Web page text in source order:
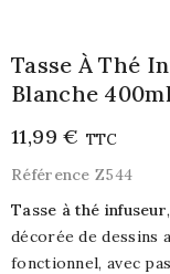
Tasse À Thé
Blanche 400ml
11,99 € TTC
Référence Z544
Tasse à thé infuseur
décorée de dessins
fonctionnel, avec